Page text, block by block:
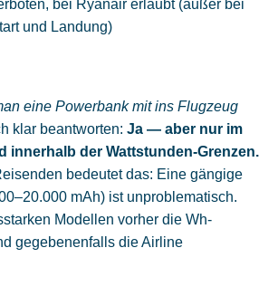
bei Ryanair erlaubt (außer bei
und Landung)
eine Powerbank mit ins Flugzeug
klar beantworten: Ja — aber nur im
innerhalb der Wattstunden-Grenzen.
bedeutet das: Eine gängige
mAh) ist unproblematisch.
Modellen vorher die Wh-
gegebenenfalls die Airline